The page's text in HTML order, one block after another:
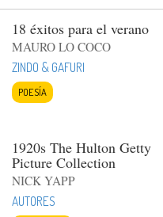
18 éxitos para el verano
MAURO LO COCO
ZINDO & GAFURI
POESÍA
1920s The Hulton Getty
Picture Collection
NICK YAPP
AUTORES